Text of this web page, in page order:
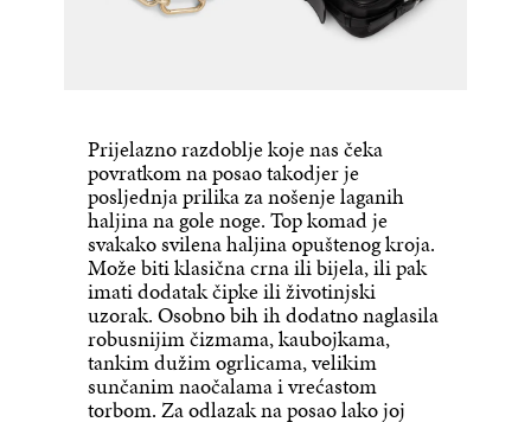
Prijelazno razdoblje koje nas čeka
povratkom na posao takodjer je
posljednja prilika za nošenje laganih
haljina na gole noge. Top komad je
svakako svilena haljina opuštenog kroja.
Može biti klasična crna ili bijela, ili pak
imati dodatak čipke ili životinjski
uzorak. Osobno bih ih dodatno naglasila
robusnijim čizmama, kaubojkama,
tankim dužim ogrlicama, velikim
sunčanim naočalama i vrećastom
torbom. Za odlazak na posao lako joj